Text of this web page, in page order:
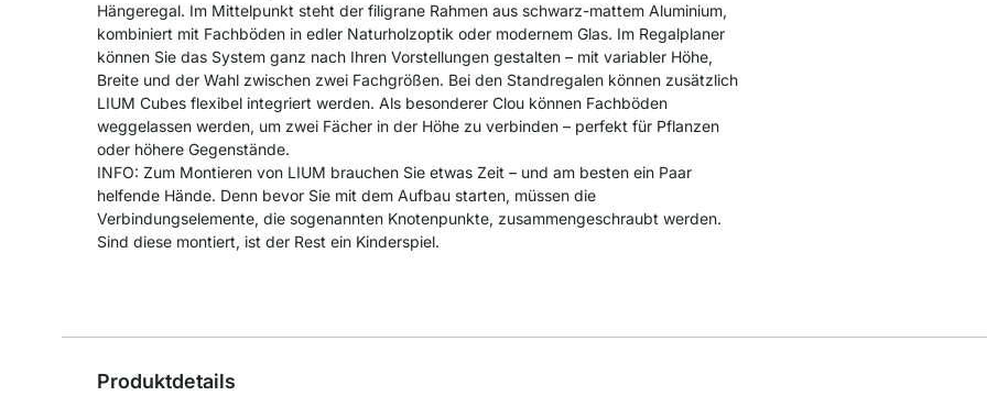
Hängeregal. Im Mittelpunkt steht der filigrane Rahmen aus schwarz-mattem Aluminium,
kombiniert mit Fachböden in edler Naturholzoptik oder modernem Glas. Im Regalplaner
können Sie das System ganz nach Ihren Vorstellungen gestalten – mit variabler Höhe,
Breite und der Wahl zwischen zwei Fachgrößen. Bei den Standregalen können zusätzlich
LIUM Cubes flexibel integriert werden. Als besonderer Clou können Fachböden
weggelassen werden, um zwei Fächer in der Höhe zu verbinden – perfekt für Pflanzen
oder höhere Gegenstände.
INFO: Zum Montieren von LIUM brauchen Sie etwas Zeit – und am besten ein Paar
helfende Hände. Denn bevor Sie mit dem Aufbau starten, müssen die
Verbindungselemente, die sogenannten Knotenpunkte, zusammengeschraubt werden.
Sind diese montiert, ist der Rest ein Kinderspiel.
Produktdetails